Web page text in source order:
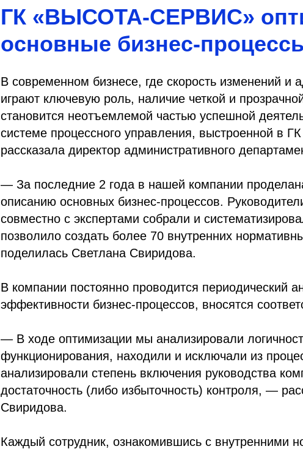
ГК «ВЫСОТА-СЕРВИС»
основные бизнес-
В современном бизнесе, где скорость изменений и
играют ключевую роль, наличие четкой и
становится неотъемлемой частью успешной
системе процессного управления, выстроенной
рассказала директор административного
— За последние 2 года в нашей компании
описанию основных бизнес-процессов.
совместно с экспертами собрали и
позволило создать более 70 внутренних
поделилась Светлана Свиридова.
В компании постоянно проводится периодический
эффективности бизнес-процессов, вносятся
— В ходе оптимизации мы анализировали
функционирования, находили и исключали из
анализировали степень включения руководства
достаточность (либо избыточность) контроля, —
Свиридова.
Каждый сотрудник, ознакомившись с внутренними